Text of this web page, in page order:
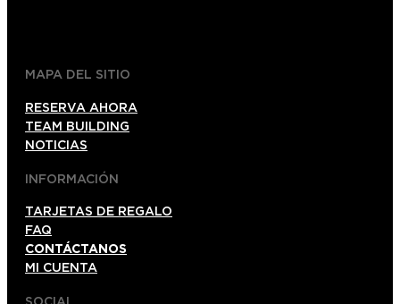
MAPA DEL SITIO
RESERVA AHORA
TEAM BUILDING
NOTICIAS
INFORMACIÓN
TARJETAS DE REGALO
FAQ
CONTÁCTANOS
MI CUENTA